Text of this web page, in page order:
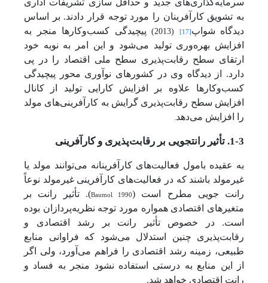
سرمایه‌گذاری‌های جدید و حداقل سازی تشریفات اداری
به تشویق کارآفرینان را مورد توجه قرار دادند. بر اساس
دیدگاه شواپ [17]
(2013)
پیچیدگی کسب‌وکارها منجر به
افزایش بهره‌وری تولید می‌شود و این امر به نوبه خود
ارتقای سطح رقابت‌پذیری سطح ملی اقتصاد را در پی
دارد. از دیدگاه وی در کشورهای نوآوری محور پیچیدگی
کسب‌وکارها علاوه بر افزایش کارایی تولید از کانال
افزایش سطح رقابت‌پذیری گرایش به کارآفرینی‌های مولد
را افزایش می‌دهد.
1-3. تأثیر رانت­جویی بر رقابت‌پذیری و کارآفرینی
به عقیده بامول فعالیت‌های کارآفرینانه می‌توانند مولد یا
غیرمولد باشند که در فعالیت‌های کارآفرینی غیرمولد نوعاً
رانت جویی مطرح است (Baumol, 1990). تأثیر رانت بر
متغیرهای اقتصادی همواره مورد توجه نظریه‌پردازان بوده
است. در خصوص تأثیر رانت بر رشد اقتصادی و
رقابت‌پذیری چنین استدلال می‌شود که فراوانی منابع
طبیعی، زمینه رشد اقتصادی را فراهم می‌آورد، ولی اگر
از این منابع به درستی استفاده نشود منجر به فساد و
رانت اقتصادی خواهد شد.